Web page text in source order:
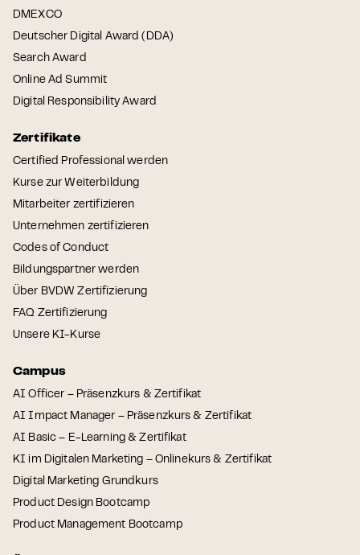
DMEXCO
Deutscher Digital Award (DDA)
Search Award
Online Ad Summit
Digital Responsibility Award
Zertifikate
Certified Professional werden
Kurse zur Weiterbildung
Mitarbeiter zertifizieren
Unternehmen zertifizieren
Codes of Conduct
Bildungspartner werden
Über BVDW Zertifizierung
FAQ Zertifizierung
Unsere KI-Kurse
Campus
AI Officer – Präsenzkurs & Zertifikat
AI Impact Manager – Präsenzkurs & Zertifikat
AI Basic – E-Learning & Zertifikat
KI im Digitalen Marketing – Onlinekurs & Zertifikat
Digital Marketing Grundkurs
Product Design Bootcamp
Product Management Bootcamp